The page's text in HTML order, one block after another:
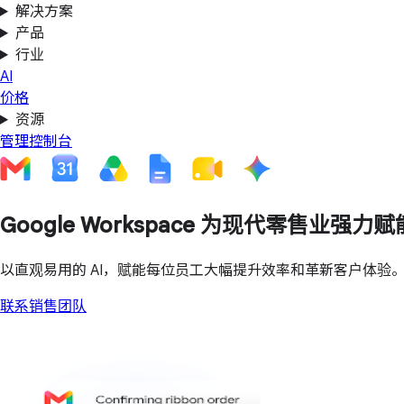
解决方案
产品
行业
AI
价格
资源
管理控制台
Google Workspace 为现代零售业强力赋
以直观易用的 AI，赋能每位员工大幅提升效率和革新客户体验
联系销售团队